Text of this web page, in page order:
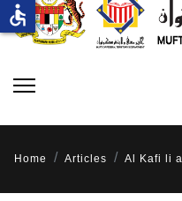
Home Articles Al Kafi li
accessible